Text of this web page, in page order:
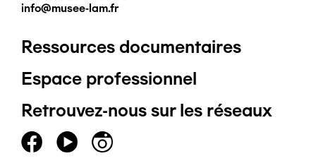
info@musee-lam.fr
Pied
de
page
principal
Ressources documentaires
Espace professionnel
Retrouvez-nous sur les réseaux